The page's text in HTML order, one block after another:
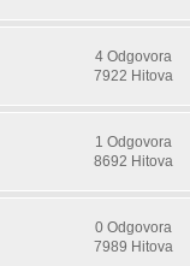
4 Odgovora
7922 Hitova
1 Odgovora
8692 Hitova
0 Odgovora
7989 Hitova